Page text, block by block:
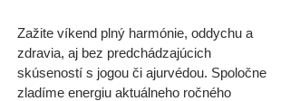
Zažite víkend plný harmónie, oddychu a
zdravia, aj bez predchádzajúcich
skúseností s jogou či ajurvédou. Spoločne
zladíme energiu aktuálneho ročného